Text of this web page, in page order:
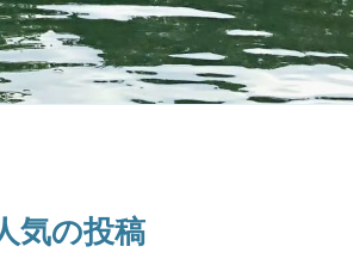
気の投稿